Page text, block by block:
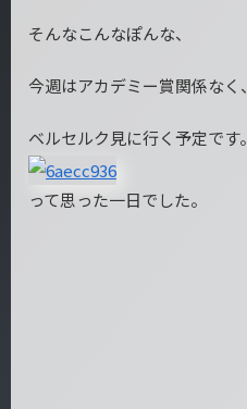
そんなこんなぽんな、
今週はアカデミー賞関係なく、
ベルセルク見に行く予定です。
って思った一日でした。